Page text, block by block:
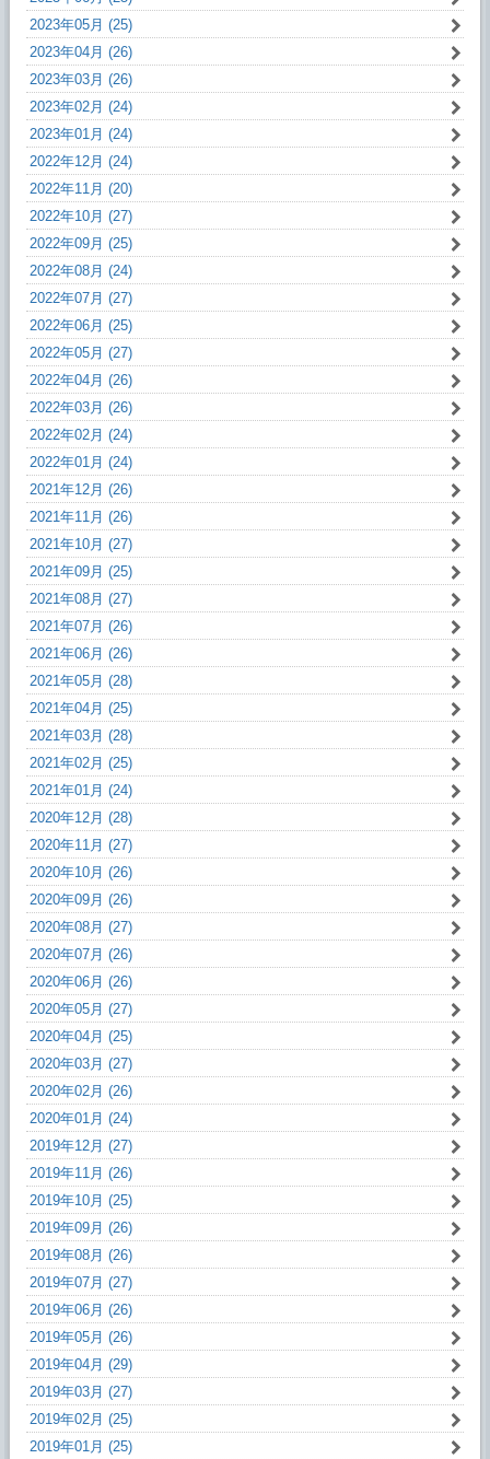
2023年05月 (25)
2023年04月 (26)
2023年03月 (26)
2023年02月 (24)
2023年01月 (24)
2022年12月 (24)
2022年11月 (20)
2022年10月 (27)
2022年09月 (25)
2022年08月 (24)
2022年07月 (27)
2022年06月 (25)
2022年05月 (27)
2022年04月 (26)
2022年03月 (26)
2022年02月 (24)
2022年01月 (24)
2021年12月 (26)
2021年11月 (26)
2021年10月 (27)
2021年09月 (25)
2021年08月 (27)
2021年07月 (26)
2021年06月 (26)
2021年05月 (28)
2021年04月 (25)
2021年03月 (28)
2021年02月 (25)
2021年01月 (24)
2020年12月 (28)
2020年11月 (27)
2020年10月 (26)
2020年09月 (26)
2020年08月 (27)
2020年07月 (26)
2020年06月 (26)
2020年05月 (27)
2020年04月 (25)
2020年03月 (27)
2020年02月 (26)
2020年01月 (24)
2019年12月 (27)
2019年11月 (26)
2019年10月 (25)
2019年09月 (26)
2019年08月 (26)
2019年07月 (27)
2019年06月 (26)
2019年05月 (26)
2019年04月 (29)
2019年03月 (27)
2019年02月 (25)
2019年01月 (25)